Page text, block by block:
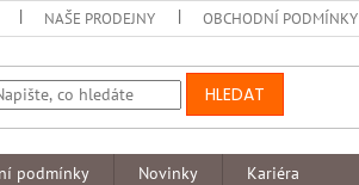
NAŠE PRODEJNY OBCHODNÍ PODMÍNKY
HLEDAT
podmínky Novinky
Kariéra